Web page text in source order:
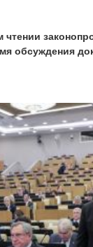
чтении
обсуждения